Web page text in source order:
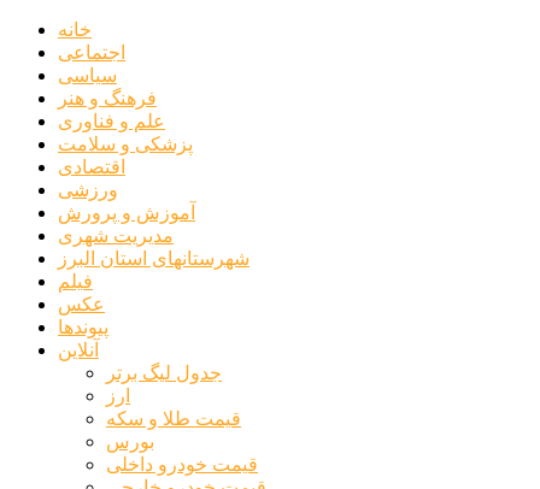
خانه
اجتماعی
سیاسی
فرهنگ و هنر
علم و فناوری
پزشکی و سلامت
اقتصادی
ورزشی
آموزش و پرورش
مدیریت شهری
شهرستانهای استان البرز
فیلم
عکس
پیوندها
آنلاین
جدول لیگ برتر
ارز
قیمت طلا و سکه
بورس
قیمت خودرو داخلی